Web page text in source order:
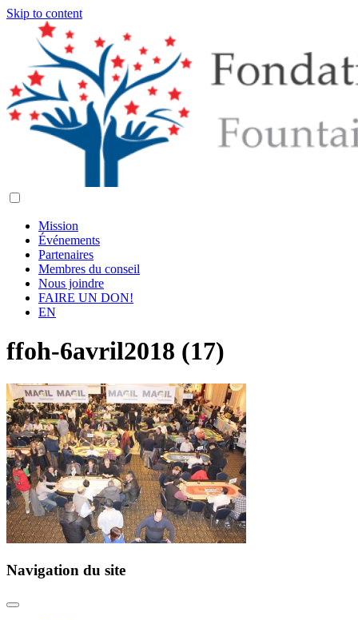
Skip to content
Mission
Événements
Partenaires
Membres du conseil
Nous joindre
FAIRE UN DON!
EN
ffoh-6avril2018 (17)
Navigation du site